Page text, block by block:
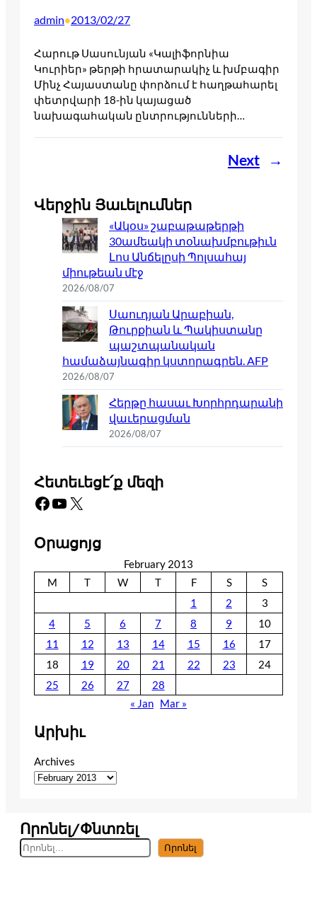
admin•2013/02/27
Հարութ Սասունյան «Կալիֆորնիա
Կուրիեր» թերթի հրատարակիչ և խմբագիր
Մինչ Հայաստանը փորձում է հաղթահարել
փետրվարի 18-ին կայացած
նախագահական ընտրությունների…
Next →
Վերջին Յաւելումներ
«Ակօս» շաբաթաթերթի
30ամեակի տօնախմբութիւն
Լոս Անճելըսի Պոլսահայ
միութեան մէջ
2026/08/07
Սաուդյան Արաբիան,
Թուրքիան և Պակիստանը
պաշտպանական
համաձայնագիր կստորագրեն. AFP
2026/08/07
Հերթը հասաւ Խորհրդարանի
վաւերացման
2026/08/07
Հետեւեցէ՛ք մեզի
Facebook YouTube X
Օրացոյց
February 2013
M
T W T F S
S
1
2
3
4
5 6 7 8 9
10
11
12 13 14 15 16
17
18
19 20 21 22 23
24
25
26 27
28
« Jan Mar »
Արխիւ
Archives
Որոնել/Փնտռել
S
e
Որոնել